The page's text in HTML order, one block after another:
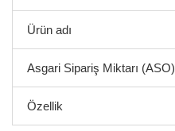
Ürün adı
Asgari Sipariş Miktarı (ASO)
Özellik